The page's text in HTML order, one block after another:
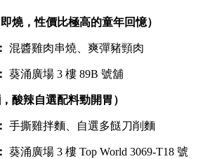
燒，性價比極高的童年回憶）
混醬雞肉串燒、爽彈豬頸肉
葵涌廣場 3 樓 89B 號舖
酸辣自選配料勁開胃）
手撕雞拌麵、自選多餸刀削麵
葵涌廣場 3 樓 Top World 3069-T18 號